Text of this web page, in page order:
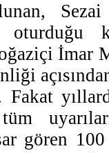
İmar
gören